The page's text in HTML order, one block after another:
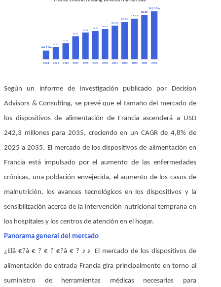
Según un informe de investigación publicado por Decision
Advisors & Consulting, se prevé que el tamaño del mercado de
los dispositivos de alimentación de Francia ascenderá a USD
242,3 millones para 2035, creciendo en un CAGR de 4,8% de
2025 a 2035. El mercado de los dispositivos de alimentación en
Francia está impulsado por el aumento de las enfermedades
crónicas, una población envejecida, el aumento de los casos de
malnutrición, los avances tecnológicos en los dispositivos y la
sensibilización acerca de la intervención nutricional temprana en
los hospitales y los centros de atención en el hogar.
Panorama general del mercado
¿Elâ €?â € ? € ? €?â € ? ♪♪ El mercado de los dispositivos de
alimentación de entrada Francia gira principalmente en torno al
suministro de herramientas médicas necesarias para